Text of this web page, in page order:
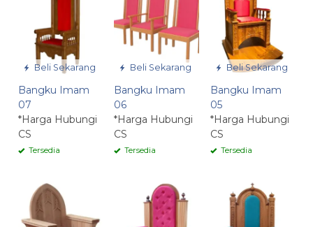
Beli Sekarang
Bangku Imam
07
*Harga Hubungi
CS
Tersedia
Beli Sekarang
Bangku Imam
06
*Harga Hubungi
CS
Tersedia
Beli Sekarang
Bangku Imam
05
*Harga Hubungi
CS
Tersedia